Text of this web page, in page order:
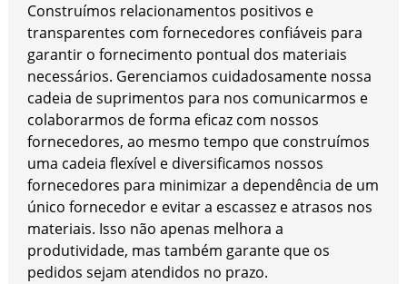
Construímos relacionamentos positivos e
transparentes com fornecedores confiáveis ​​para
garantir o fornecimento pontual dos materiais
necessários. Gerenciamos cuidadosamente nossa
cadeia de suprimentos para nos comunicarmos e
colaborarmos de forma eficaz com nossos
fornecedores, ao mesmo tempo que construímos
uma cadeia flexível e diversificamos nossos
fornecedores para minimizar a dependência de um
único fornecedor e evitar a escassez e atrasos nos
materiais. Isso não apenas melhora a
produtividade, mas também garante que os
pedidos sejam atendidos no prazo.